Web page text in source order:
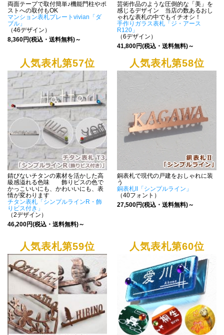
両面テープで取付簡単♪機能門柱やポ
ストへの取付もOK
マンション表札プレートvivian「ダ
ブル」
（46デザイン）
8,360円(税込・送料無料)～
芸術作品のような圧倒的な「美」を
感じるデザイン 当店の数あるおし
ゃれな表札の中でもイチオシ！
手作りガラス表札「ジ・アース
R120」
（6デザイン）
41,800円(税込・送料無料)～
人気表札第57位
錆びないチタンの素材を活かした高
級感溢れる色味 飾りビスの色で
かっこいいにも、かわいいにも、表
情が変わります
チタン表札「シンプルラインR・飾
りビス付き」
（2デザイン）
46,200円(税込・送料無料)～
人気表札第58位
銅表札で現代の戸建をおしゃれに装
う
銅表札II「シンプルライン」
（40フォント）
27,500円(税込・送料無料)～
人気表札第59位 人気表札第60位